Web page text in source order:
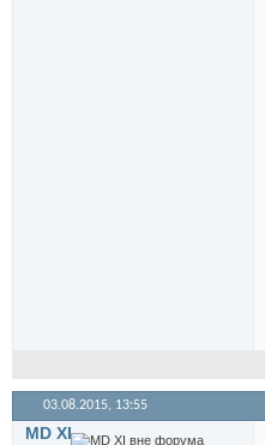
03.08.2015, 13:55
MD XI